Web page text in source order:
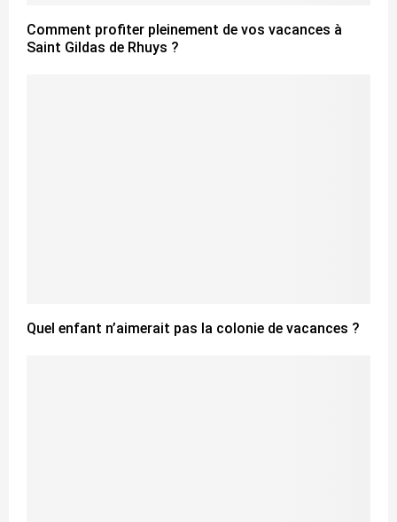
Comment profiter pleinement de vos vacances à
Saint Gildas de Rhuys ?
Quel enfant n’aimerait pas la colonie de vacances ?